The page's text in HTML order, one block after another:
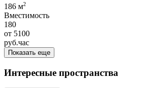
186 м2
Вместимость
180
от 5100
руб.час
Показать еще
Интересные пространства